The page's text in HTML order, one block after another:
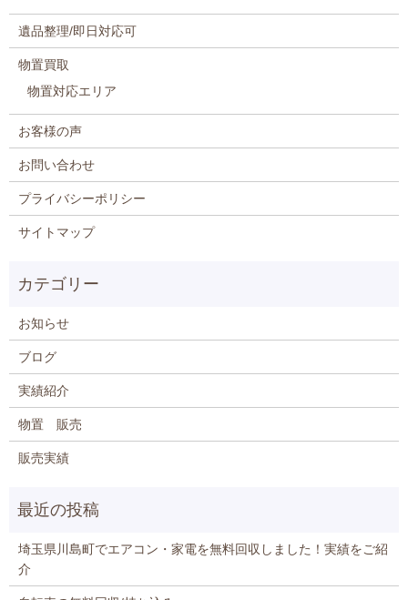
遺品整理/即日対応可
物置買取
物置対応エリア
お客様の声
お問い合わせ
プライバシーポリシー
サイトマップ
お知らせ
ブログ
実績紹介
物置 販売
販売実績
埼玉県川島町でエアコン・家電を無料回収しました！実績をご紹
介